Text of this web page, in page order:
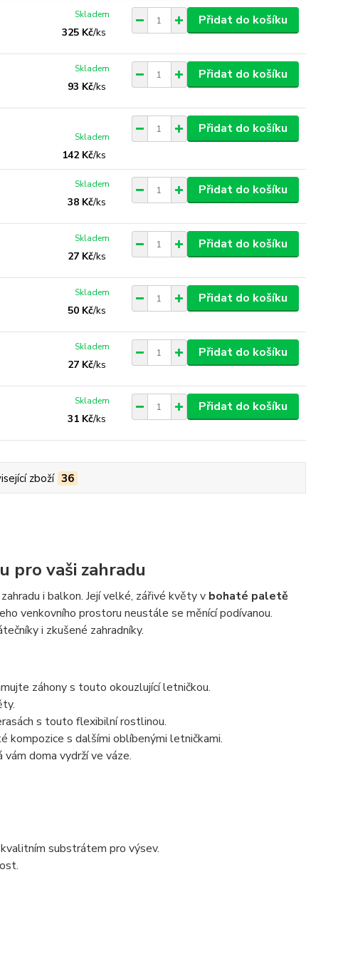
325 Kč/ks
Skladem Přidat do košíku
93 Kč/ks
Skladem Přidat do košíku
142 Kč/ks
Skladem
Přidat do košíku
38 Kč/ks
Skladem Přidat do košíku
27 Kč/ks
Skladem Přidat do košíku
50 Kč/ks
Skladem Přidat do košíku
27 Kč/ks
Skladem Přidat do košíku
31 Kč/ks
Skladem Přidat do košíku
zboží 36
pro vaši zahradu
i balkon. Její velké, zářivé květy v bohaté paletě
venkovního prostoru neustále se měnící podívanou.
i zkušené zahradníky.
záhony s touto okouzlující letničkou.
s touto flexibilní rostlinou.
kompozice s dalšími oblíbenými letničkami.
doma vydrží ve váze.
substrátem pro výsev.